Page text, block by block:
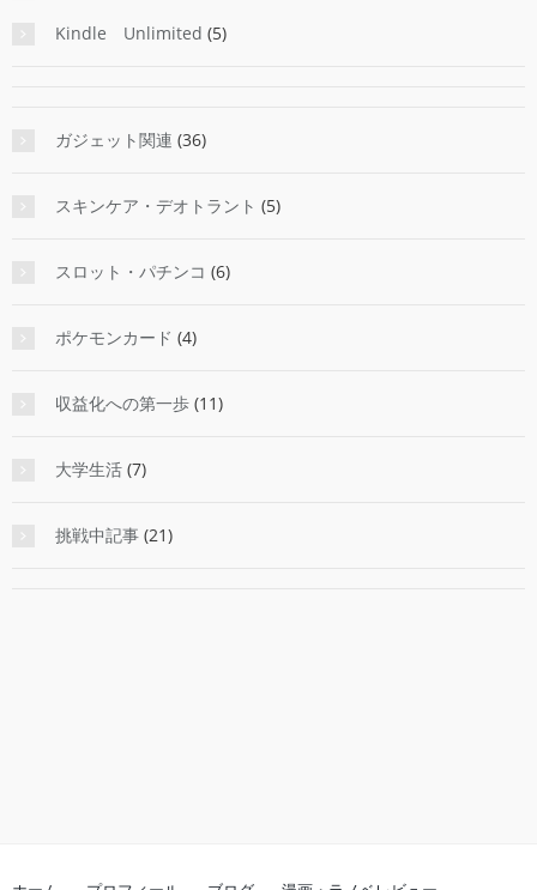
Kindle Unlimited (5)
ガジェット関連 (36)
スキンケア・デオトラント (5)
スロット・パチンコ (6)
ポケモンカード (4)
収益化への第一歩 (11)
大学生活 (7)
挑戦中記事 (21)